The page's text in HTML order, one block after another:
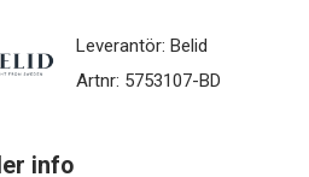
Leverantör:Belid
Artnr: 5753107-BD
info